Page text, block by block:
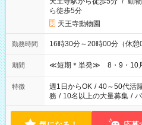
ら徒歩5分
天王寺動物園
勤務時間 16時30分～20時00分（休
期間 ≪短期＊単発≫ 8・9・10
特徴 週1日からOK / 40～50代活
務 / 10名以上の大量募集 /